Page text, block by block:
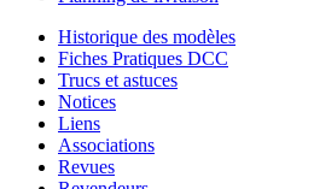
Historique des modèles
Fiches Pratiques DCC
Trucs et astuces
Notices
Liens
Associations
Revues